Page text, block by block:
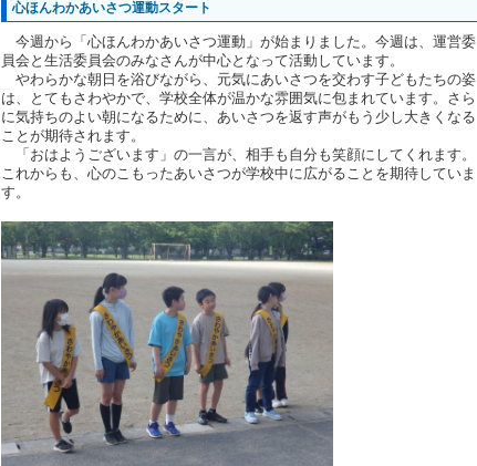
心ほんわかあいさつ運動スタート
今週から「心ほんわかあいさつ運動」が始まりました。今週は、運営委
員会と生活委員会のみなさんが中心となって活動しています。
やわらかな朝日を浴びながら、元気にあいさつを交わす子どもたちの姿
は、とてもさわやかで、学校全体が温かな雰囲気に包まれています。さら
に気持ちのよい朝になるために、あいさつを返す声がもう少し大きくなる
ことが期待されます。
「おはようございます」の一言が、相手も自分も笑顔にしてくれます。
これからも、心のこもったあいさつが学校中に広がることを期待していま
す。